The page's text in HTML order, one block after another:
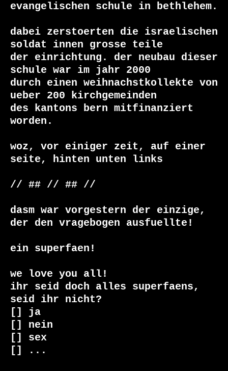
evangelischen schule in bethlehem.
dabei zerstoerten die israelischen
soldat innen grosse teile
der einrichtung. der neubau dieser
schule war im jahr 2000
durch einen weihnachstkollekte von
ueber 200 kirchgemeinden
des kantons bern mitfinanziert
worden.
woz, vor einiger zeit, auf einer
seite, hinten unten links
// ## // ## //
dasm war vorgestern der einzige,
der den vragebogen ausfuellte!
ein superfaen!
we love you all!
ihr seid doch alles superfaens,
seid ihr nicht?
[] ja
[] nein
[] sex
[] ...